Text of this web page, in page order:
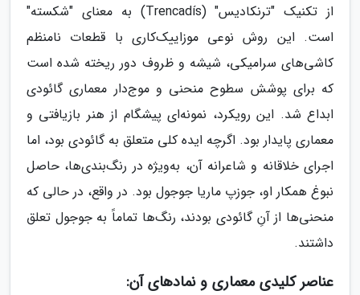
از تکنیک "ترنکادیس" (Trencadís) به معنای "شکسته"
است. این روش نوعی موزاییک‌کاری با قطعات نامنظم
کاشی‌های سرامیکی، شیشه و ظروف دور ریخته شده است
که برای پوشش سطوح منحنی و موج‌دار معماری گائودی
ابداع شد. این رویکرد، نمونه‌ای پیشگام از هنر بازیافتی و
معماری پایدار بود. اگرچه ایده کلی متعلق به گائودی بود، اما
اجرای خلاقانه و شاعرانه آن، به‌ویژه در رنگ‌بندی‌ها، حاصل
نبوغ همکار او، جوزپ ماریا جوجول بود. در واقع، در حالی که
منحنی‌ها از آنِ گائودی بودند، رنگ‌ها تماماً به جوجول تعلق
داشتند.
عناصر کلیدی معماری و نمادهای آن: